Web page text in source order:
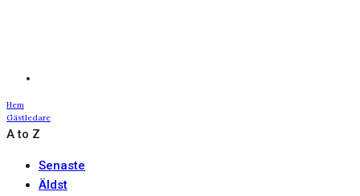
Hem
Gästledare
A to Z
Senaste
Äldst